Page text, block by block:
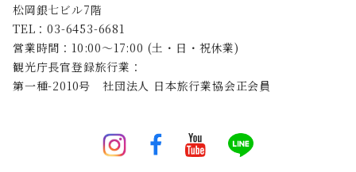
松岡銀七ビル7階
TEL：03-6453-6681
営業時間：10:00〜17:00 (土・日・祝休業)
観光庁長官登録旅行業：
第一種-2010号 社団法人 日本旅行業協会正会員